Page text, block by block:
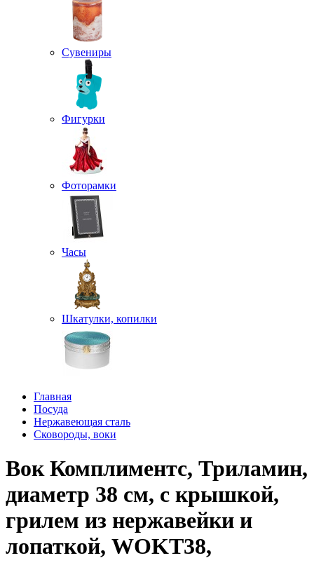
Сувениры
Фигурки
Фоторамки
Часы
Шкатулки, копилки
Главная
Посуда
Нержавеющая сталь
Сковороды, воки
Вок Комплиментс, Триламин,
диаметр 38 см, с крышкой,
грилем из нержавейки и
лопаткой, WOKT38,